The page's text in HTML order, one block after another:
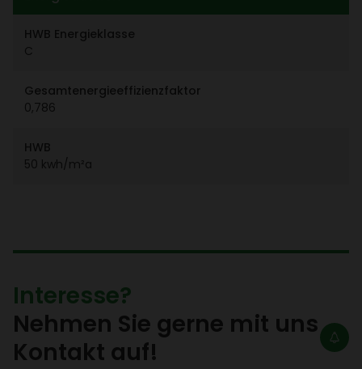
HWB Ener­gie­klasse
C
Gesamt­ener­gie­ef­fi­zi­enz­faktor
0,786
HWB
50 kwh/​m²a
Inter­esse?
Nehmen Sie gerne mit uns
Kontakt auf!